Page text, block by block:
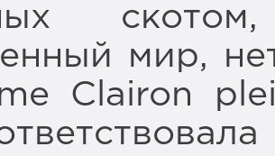
мир,
Clairon